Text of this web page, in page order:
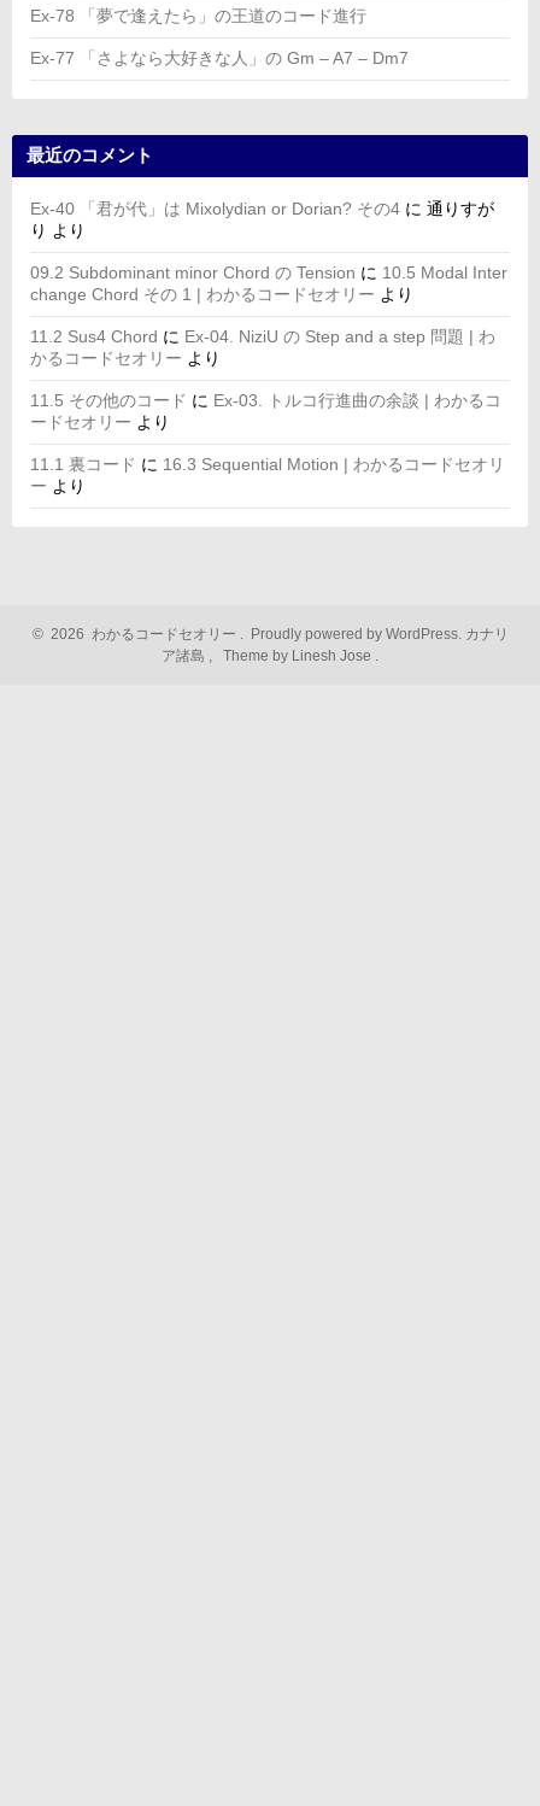
Ex-78 「夢で逢えたら」の王道のコード進行
Ex-77 「さよなら大好きな人」の Gm – A7 – Dm7
最近のコメント
Ex-40 「君が代」は Mixolydian or Dorian? その4 に 通りすが
り より
09.2 Subdominant minor Chord の Tension に 10.5 Modal Inter
change Chord その 1 | わかるコードセオリー より
11.2 Sus4 Chord に Ex-04. NiziU の Step and a step 問題 | わ
かるコードセオリー より
11.5 その他のコード に Ex-03. トルコ行進曲の余談 | わかるコ
ードセオリー より
11.1 裏コード に 16.3 Sequential Motion | わかるコードセオリ
ー より
© 2026 わかるコードセオリー . Proudly powered by WordPress. カナリ
ア諸島 , Theme by Linesh Jose .